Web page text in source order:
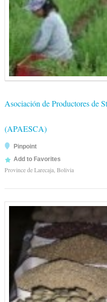
Asociación de Productores de
(APAESCA)
Pinpoint
Add to Favorites
Province de Larecaja, Bolivia